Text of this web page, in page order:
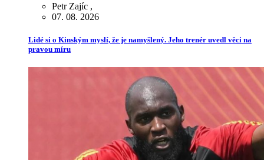
Petr Zajíc ,
07. 08. 2026
Lidé si o Kinským myslí, že je namyšlený. Jeho trenér uvedl věci na
pravou míru